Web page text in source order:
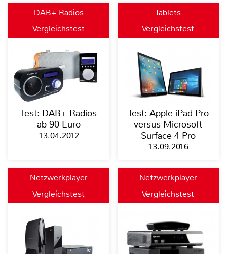
DAB+ Radios
Vergleichstest
Test: DAB+-Radios
ab 90 Euro
13.04.2012
Tablets
Vergleichstest
Test: Apple iPad Pro
versus Microsoft
Surface 4 Pro
13.09.2016
Netzwerkplayer
Vergleichstest
Netzwerkplayer
Vergleichstest